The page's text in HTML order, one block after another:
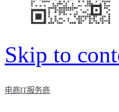
Skip to
电商IT服务商